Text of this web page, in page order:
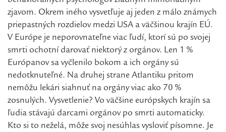
zjavom. Okrem iného vysvetľuje aj jeden z málo známych
priepastných rozdielov medzi USA a väčšinou krajín EÚ.
V Európe je neporovnateľne viac ľudí, ktorí sú po svojej
smrti ochotní darovať niektorý z orgánov. Len 1 %
Európanov sa vyčlenilo bokom a ich orgány sú
nedotknuteľné. Na druhej strane Atlantiku pritom
nemôžu lekári siahnuť na orgány viac ako 70 %
zosnulých. Vysvetlenie? Vo väčšine európskych krajín sa
ľudia stávajú darcami orgánov po smrti automaticky.
Kto si to neželá, môže svoj nesúhlas vysloviť písomne. Je